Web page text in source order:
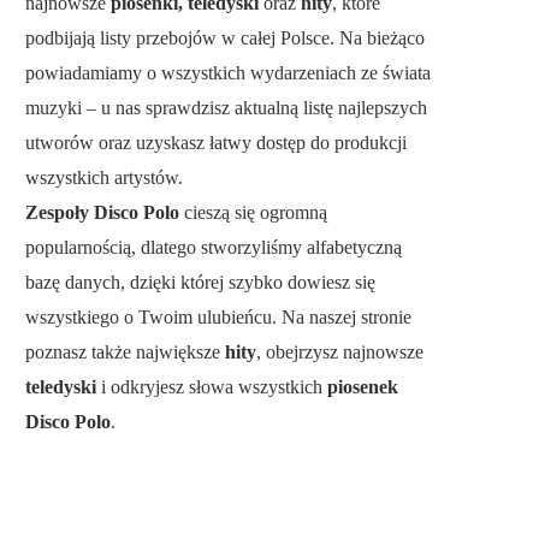
podbijają listy przebojów w całej Polsce. Na bieżąco
powiadamiamy o wszystkich wydarzeniach ze świata
muzyki – u nas sprawdzisz aktualną listę najlepszych
utworów oraz uzyskasz łatwy dostęp do produkcji
wszystkich artystów.
Zespoły Disco Polo cieszą się ogromną
popularnością, dlatego stworzyliśmy alfabetyczną
bazę danych, dzięki której szybko dowiesz się
wszystkiego o Twoim ulubieńcu. Na naszej stronie
poznasz także największe hity, obejrzysz najnowsze
teledyski i odkryjesz słowa wszystkich piosenek
Disco Polo.